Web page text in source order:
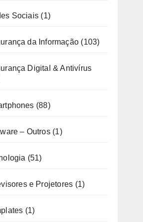
Sociais (1)
da Informação (103)
Digital & Antivírus
(88)
– Outros(1)
(51)
e Projetores (1)
(1)